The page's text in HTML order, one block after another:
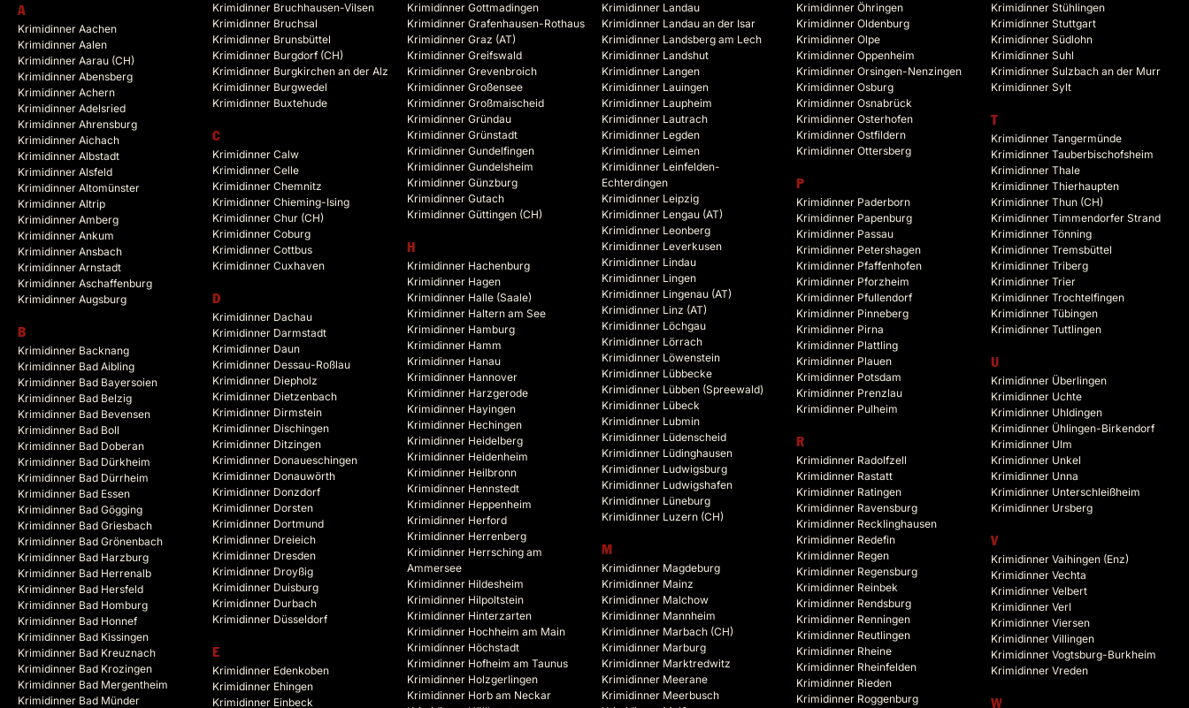
A
Krimidinner Aachen
Krimidinner Aalen
Krimidinner Aarau (CH)
Krimidinner Abensberg
Krimidinner Achern
Krimidinner Adelsried
Krimidinner Ahrensburg
Krimidinner Aichach
Krimidinner Albstadt
Krimidinner Alsfeld
Krimidinner Altomünster
Krimidinner Altrip
Krimidinner Amberg
Krimidinner Ankum
Krimidinner Ansbach
Krimidinner Arnstadt
Krimidinner Aschaffenburg
Krimidinner Augsburg
B
Krimidinner Backnang
Krimidinner Bad Aibling
Krimidinner Bad Bayersoien
Krimidinner Bad Belzig
Krimidinner Bad Bevensen
Krimidinner Bad Boll
Krimidinner Bad Doberan
Krimidinner Bad Dürkheim
Krimidinner Bad Dürrheim
Krimidinner Bad Essen
Krimidinner Bad Gögging
Krimidinner Bad Griesbach
Krimidinner Bad Grönenbach
Krimidinner Bad Harzburg
Krimidinner Bad Herrenalb
Krimidinner Bad Hersfeld
Krimidinner Bad Homburg
Krimidinner Bad Honnef
Krimidinner Bad Kissingen
Krimidinner Bad Kreuznach
Krimidinner Bad Krozingen
Krimidinner Bad Mergentheim
Krimidinner Bad Münder
Krimidinner Bruchhausen-Vilsen
Krimidinner Bruchsal
Krimidinner Brunsbüttel
Krimidinner Burgdorf (CH)
Krimidinner Burgkirchen an der Alz
Krimidinner Burgwedel
Krimidinner Buxtehude
C
Krimidinner Calw
Krimidinner Celle
Krimidinner Chemnitz
Krimidinner Chieming-Ising
Krimidinner Chur (CH)
Krimidinner Coburg
Krimidinner Cottbus
Krimidinner Cuxhaven
D
Krimidinner Dachau
Krimidinner Darmstadt
Krimidinner Daun
Krimidinner Dessau-Roßlau
Krimidinner Diepholz
Krimidinner Dietzenbach
Krimidinner Dirmstein
Krimidinner Dischingen
Krimidinner Ditzingen
Krimidinner Donaueschingen
Krimidinner Donauwörth
Krimidinner Donzdorf
Krimidinner Dorsten
Krimidinner Dortmund
Krimidinner Dreieich
Krimidinner Dresden
Krimidinner Droyßig
Krimidinner Duisburg
Krimidinner Durbach
Krimidinner Düsseldorf
E
Krimidinner Edenkoben
Krimidinner Ehingen
Krimidinner Einbeck
Krimidinner Gottmadingen
Krimidinner Grafenhausen-Rothaus
Krimidinner Graz (AT)
Krimidinner Greifswald
Krimidinner Grevenbroich
Krimidinner Großensee
Krimidinner Großmaischeid
Krimidinner Gründau
Krimidinner Grünstadt
Krimidinner Gundelfingen
Krimidinner Gundelsheim
Krimidinner Günzburg
Krimidinner Gutach
Krimidinner Güttingen (CH)
H
Krimidinner Hachenburg
Krimidinner Hagen
Krimidinner Halle (Saale)
Krimidinner Haltern am See
Krimidinner Hamburg
Krimidinner Hamm
Krimidinner Hanau
Krimidinner Hannover
Krimidinner Harzgerode
Krimidinner Hayingen
Krimidinner Hechingen
Krimidinner Heidelberg
Krimidinner Heidenheim
Krimidinner Heilbronn
Krimidinner Hennstedt
Krimidinner Heppenheim
Krimidinner Herford
Krimidinner Herrenberg
Krimidinner Herrsching am
Ammersee
Krimidinner Hildesheim
Krimidinner Hilpoltstein
Krimidinner Hinterzarten
Krimidinner Hochheim am Main
Krimidinner Höchstadt
Krimidinner Hofheim am Taunus
Krimidinner Holzgerlingen
Krimidinner Horb am Neckar
Krimidinner Landau
Krimidinner Landau an der Isar
Krimidinner Landsberg am Lech
Krimidinner Landshut
Krimidinner Langen
Krimidinner Lauingen
Krimidinner Laupheim
Krimidinner Lautrach
Krimidinner Legden
Krimidinner Leimen
Krimidinner Leinfelden-
Echterdingen
Krimidinner Leipzig
Krimidinner Lengau (AT)
Krimidinner Leonberg
Krimidinner Leverkusen
Krimidinner Lindau
Krimidinner Lingen
Krimidinner Lingenau (AT)
Krimidinner Linz (AT)
Krimidinner Löchgau
Krimidinner Lörrach
Krimidinner Löwenstein
Krimidinner Lübbecke
Krimidinner Lübben (Spreewald)
Krimidinner Lübeck
Krimidinner Lubmin
Krimidinner Lüdenscheid
Krimidinner Lüdinghausen
Krimidinner Ludwigsburg
Krimidinner Ludwigshafen
Krimidinner Lüneburg
Krimidinner Luzern (CH)
M
Krimidinner Magdeburg
Krimidinner Mainz
Krimidinner Malchow
Krimidinner Mannheim
Krimidinner Marbach (CH)
Krimidinner Marburg
Krimidinner Marktredwitz
Krimidinner Meerane
Krimidinner Meerbusch
Krimidinner Öhringen
Krimidinner Oldenburg
Krimidinner Olpe
Krimidinner Oppenheim
Krimidinner Orsingen-Nenzingen
Krimidinner Osburg
Krimidinner Osnabrück
Krimidinner Osterhofen
Krimidinner Ostfildern
Krimidinner Ottersberg
P
Krimidinner Paderborn
Krimidinner Papenburg
Krimidinner Passau
Krimidinner Petershagen
Krimidinner Pfaffenhofen
Krimidinner Pforzheim
Krimidinner Pfullendorf
Krimidinner Pinneberg
Krimidinner Pirna
Krimidinner Plattling
Krimidinner Plauen
Krimidinner Potsdam
Krimidinner Prenzlau
Krimidinner Pulheim
R
Krimidinner Radolfzell
Krimidinner Rastatt
Krimidinner Ratingen
Krimidinner Ravensburg
Krimidinner Recklinghausen
Krimidinner Redefin
Krimidinner Regen
Krimidinner Regensburg
Krimidinner Reinbek
Krimidinner Rendsburg
Krimidinner Renningen
Krimidinner Reutlingen
Krimidinner Rheine
Krimidinner Rheinfelden
Krimidinner Rieden
Krimidinner Roggenburg
Krimidinner Stühlingen
Krimidinner Stuttgart
Krimidinner Südlohn
Krimidinner Suhl
Krimidinner Sulzbach an der Murr
Krimidinner Sylt
T
Krimidinner Tangermünde
Krimidinner Tauberbischofsheim
Krimidinner Thale
Krimidinner Thierhaupten
Krimidinner Thun (CH)
Krimidinner Timmendorfer Strand
Krimidinner Tönning
Krimidinner Tremsbüttel
Krimidinner Triberg
Krimidinner Trier
Krimidinner Trochtelfingen
Krimidinner Tübingen
Krimidinner Tuttlingen
U
Krimidinner Überlingen
Krimidinner Uchte
Krimidinner Uhldingen
Krimidinner Ühlingen-Birkendorf
Krimidinner Ulm
Krimidinner Unkel
Krimidinner Unna
Krimidinner Unterschleißheim
Krimidinner Ursberg
V
Krimidinner Vaihingen (Enz)
Krimidinner Vechta
Krimidinner Velbert
Krimidinner Verl
Krimidinner Viersen
Krimidinner Villingen
Krimidinner Vogtsburg-Burkheim
Krimidinner Vreden
W